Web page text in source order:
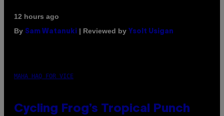
12 hours ago
By Sam Watanuki | Reviewed by Ysolt Usigan
MAHA HAQ FOR VICE
Cycling Frog’s Tropical Punch